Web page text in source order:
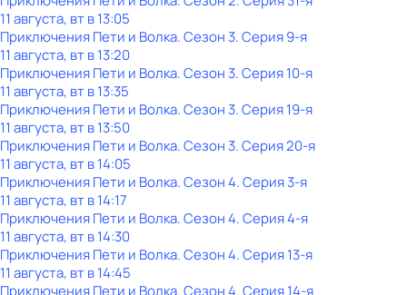
11 августа, вт в 13:05
Приключения Пети и Волка. Сезон 3. Серия 9-я
11 августа, вт в 13:20
Приключения Пети и Волка. Сезон 3. Серия 10-я
11 августа, вт в 13:35
Приключения Пети и Волка. Сезон 3. Серия 19-я
11 августа, вт в 13:50
Приключения Пети и Волка. Сезон 3. Серия 20-я
11 августа, вт в 14:05
Приключения Пети и Волка. Сезон 4. Серия 3-я
11 августа, вт в 14:17
Приключения Пети и Волка. Сезон 4. Серия 4-я
11 августа, вт в 14:30
Приключения Пети и Волка. Сезон 4. Серия 13-я
11 августа, вт в 14:45
Приключения Пети и Волка. Сезон 4. Серия 14-я